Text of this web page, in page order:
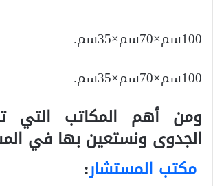
100سم×70سم×35سم.
100سم×70سم×35سم.
ومن أهم المكاتب التي
الجدوى ونستعين بها في
مكتب المستشار: